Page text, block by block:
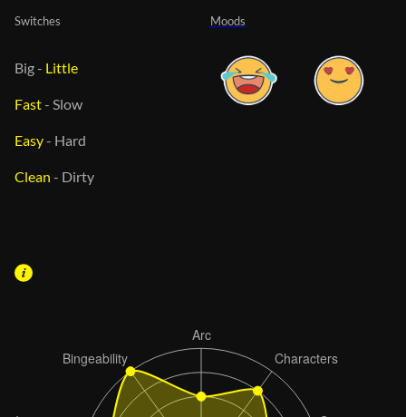
Moods
Switches
Big- Little
Fast- Slow
Easy- Hard
Clean - Dirty